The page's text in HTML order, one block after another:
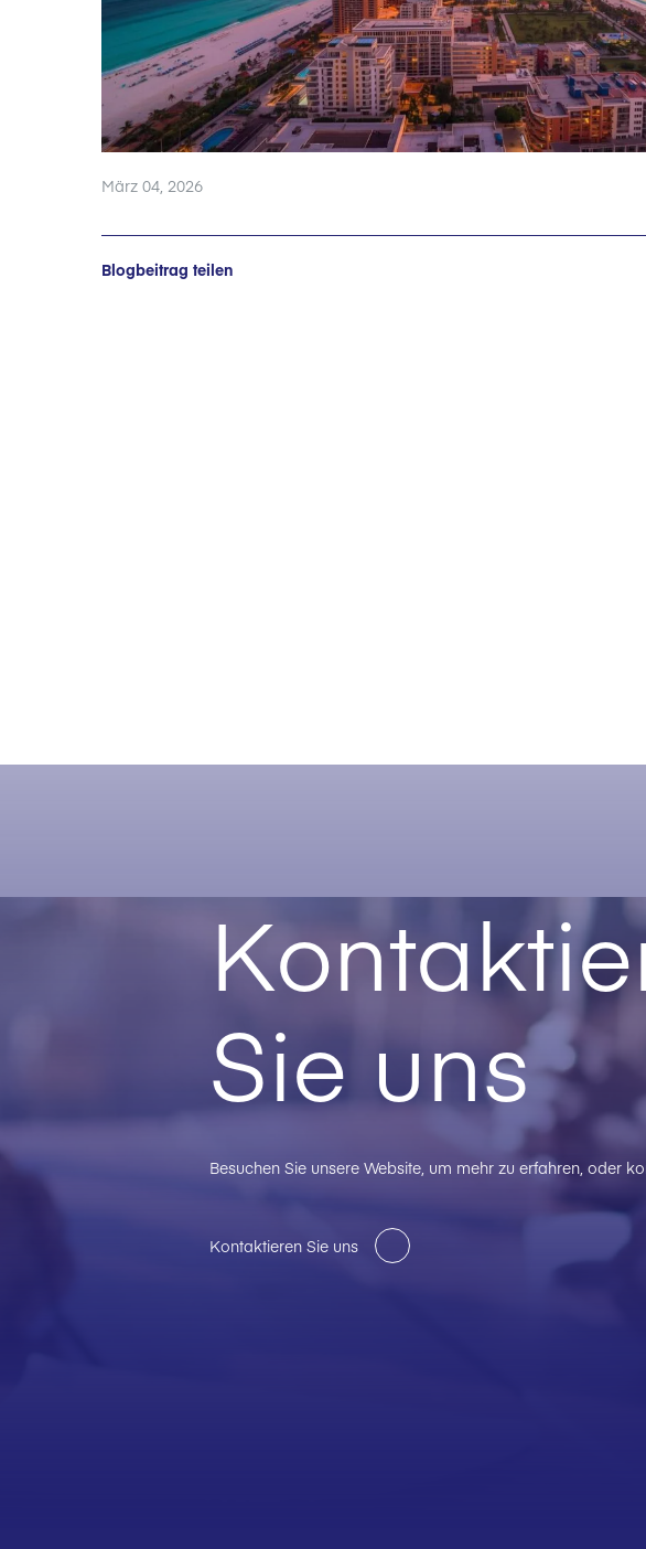
März 04, 2026
Blogbeitrag teilen
Sie uns
Besuchen Sie unsere Website, um mehr zu erfahren, oder
Kontaktieren Sie uns